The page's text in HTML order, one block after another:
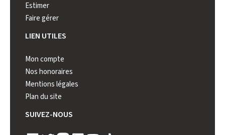
Estimer
Faire gérer
LIEN UTILES
Mon compte
Nos honoraires
Mentions légales
Plan du site
SUIVEZ-NOUS